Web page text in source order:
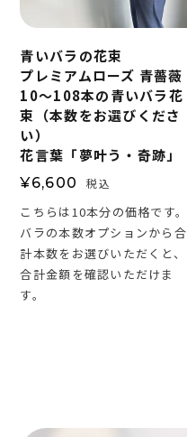
青いバラの花束
プレミアムローズ 青薔薇
10～108本の青いバラ花
束（本数をお選びくださ
い）
花言葉「夢叶う・奇跡」
¥6,600 税込
こちらは10本分の価格です。
バラの本数オプションから合
計本数をお選びいただくと、
合計金額を確認いただけま
す。